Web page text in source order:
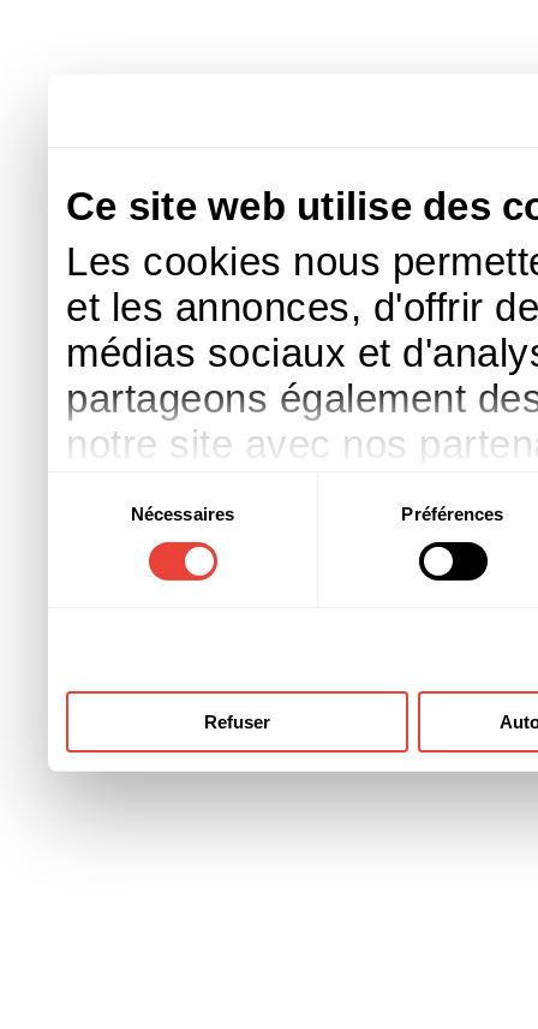
Ce site web utilise des
Les cookies nous
et les annonces, d'offrir
médias sociaux et
partageons également
notre site avec nos
d'autres informations
ont collectées lors de
consentement
Nécessaires Préférences
Refuser